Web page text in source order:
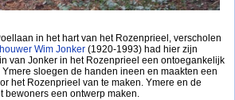
in het hart van het Rozenprieel, verscholen
Wim Jonker (1920-1993) had hier zijn
van Jonker in het Rozenprieel een ontoegankelijk
sloegen de handen ineen en maakten een
het Rozenprieel van te maken. Ymere en de
bewoners een ontwerp maken.